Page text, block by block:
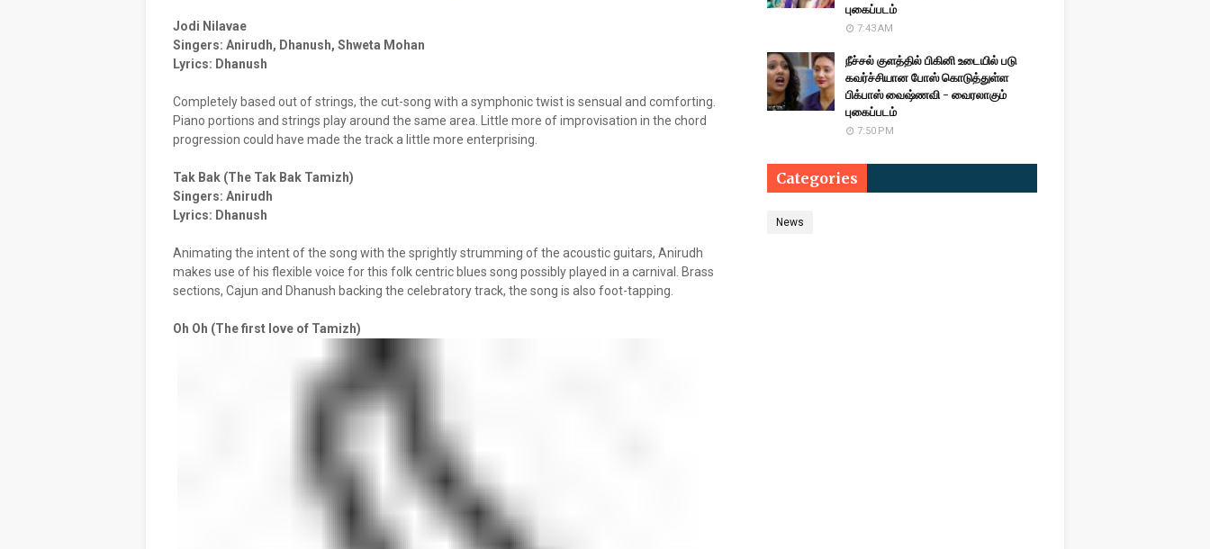
Jodi Nilavae
Singers: Anirudh, Dhanush, Shweta Mohan
Lyrics: Dhanush
Completely based out of strings, the cut-song with a symphonic twist is sensual and comforting.
Piano portions and strings play around the same area. Little more of improvisation in the chord
progression could have made the track a little more enterprising.
Tak Bak (The Tak Bak Tamizh)
Singers: Anirudh
Lyrics: Dhanush
Animating the intent of the song with the sprightly strumming of the acoustic guitars, Anirudh
makes use of his flexible voice for this folk centric blues song possibly played in a carnival. Brass
sections, Cajun and Dhanush backing the celebratory track, the song is also foot-tapping.
Oh Oh (The first love of Tamizh)
புகைப்படம்
7:43 AM
நீச்சல் குளத்தில் பிகினி உடையில் படு
கவர்ச்சியான போஸ் கொடுத்துள்ள
பிக்பாஸ் வைஷ்ணவி - வைரலாகும்
புகைப்படம்
7:50 PM
Categories
News